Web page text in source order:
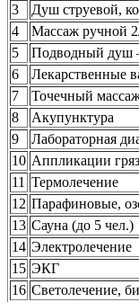
3
Душ струевой,
4
Массаж ручной
5
Подводный душ
6
Лекарственные
7
Точечный
8
Акупунктура
9
Лабораторная
10 Аппликации
11 Термолечение
12 Парафиновые,
13 Сауна (до 5 чел.)
14 Электролечение
15 ЭКГ
16 Светолечение,